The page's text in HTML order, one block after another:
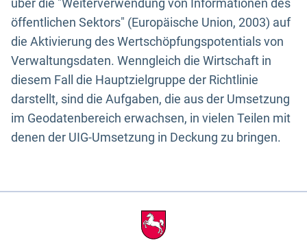
über die "Weiterverwendung von Informationen des
öffentlichen Sektors" (Europäische Union, 2003) auf
die Aktivierung des Wertschöpfungspotentials von
Verwaltungsdaten. Wenngleich die Wirtschaft in
diesem Fall die Hauptzielgruppe der Richtlinie
darstellt, sind die Aufgaben, die aus der Umsetzung
im Geodatenbereich erwachsen, in vielen Teilen mit
denen der UIG-Umsetzung in Deckung zu bringen.